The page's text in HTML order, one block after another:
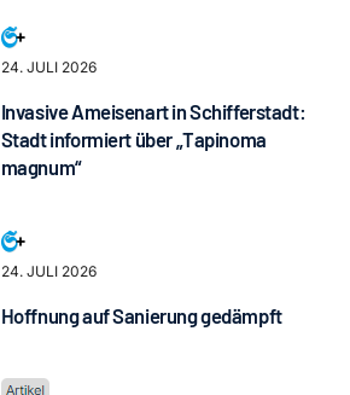
24. JULI 2026
Invasive Ameisenart in Schifferstadt:
Stadt informiert über „Tapinoma
magnum“
24. JULI 2026
Hoffnung auf Sanierung gedämpft